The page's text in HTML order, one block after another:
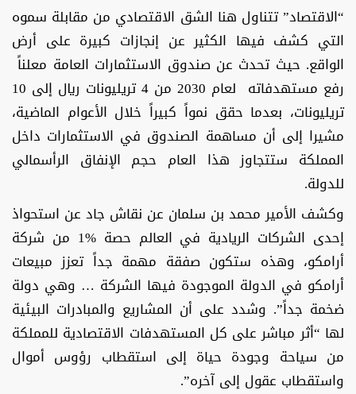
“الاقتصاد” تتناول هنا الشق الاقتصادي من مقابلة سموه
التي كشف فيها الكثير عن إنجازات كبيرة على أرض
الواقع. حيث تحدث عن صندوق الاستثمارات العامة معلناً
رفع مستهدفاته لعام 2030 من 4 تريليونات ريال إلى 10
تريليونات، بعدما حقق نمواً كبيراً خلال الأعوام الماضية،
مشيرا إلى أن مساهمة الصندوق في الاستثمارات داخل
المملكة ستتجاوز هذا العام حجم الإنفاق الرأسمالي
للدولة.
وكشف الأمير محمد بن سلمان عن نقاش جاد عن استحواذ
إحدى الشركات الريادية في العالم حصة %1 من شركة
أرامكو، وهذه ستكون صفقة مهمة جداً تعزز مبيعات
أرامكو في الدولة الموجودة فيها الشركة … وهي دولة
ضخمة جداً”. وشدد على أن المشاريع والمبادرات البيئية
لها “أثر مباشر على كل المستهدفات الاقتصادية للمملكة
من سياحة وجودة حياة إلى استقطاب رؤوس أموال
واستقطاب عقول إلى آخره”.